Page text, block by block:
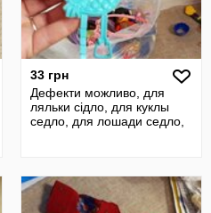
33 грн
Дефекти можливо, для
ляльки сідло, для куклы
седло, для лошади седло,